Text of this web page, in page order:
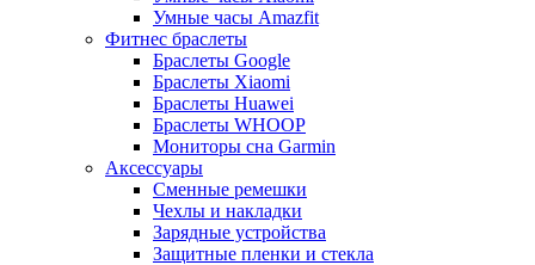
Умные часы Amazfit
Фитнес браслеты
Браслеты Google
Браслеты Xiaomi
Браслеты Huawei
Браслеты WHOOP
Мониторы сна Garmin
Аксессуары
Сменные ремешки
Чехлы и накладки
Зарядные устройства
Защитные пленки и стекла